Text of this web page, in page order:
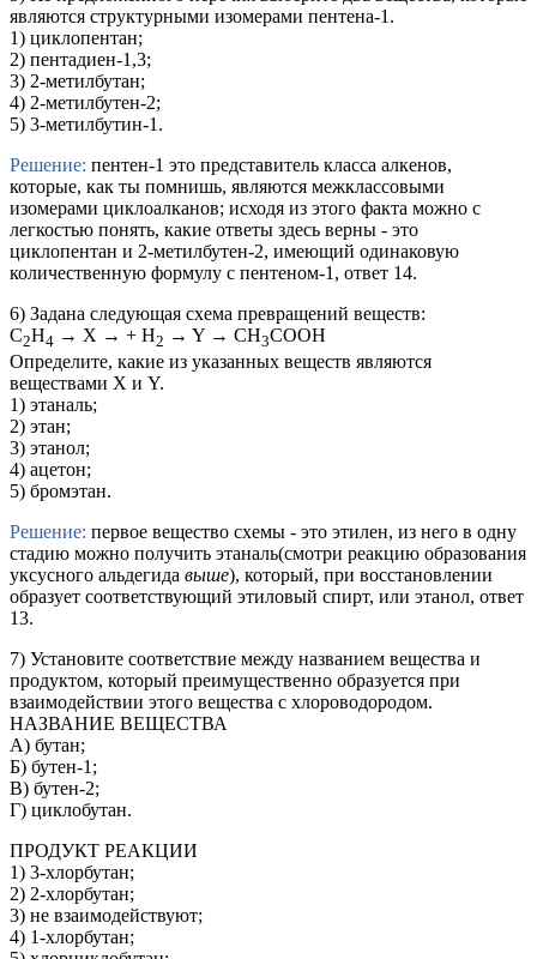
являются структурными изомерами пентена-1.
1) циклопентан;
2) пентадиен-1,3;
3) 2-метилбутан;
4) 2-метилбутен-2;
5) 3-метилбутин-1.
Решение: пентен-1 это представитель класса алкенов,
которые, как ты помнишь, являются межклассовыми
изомерами циклоалканов; исходя из этого факта можно с
легкостью понять, какие ответы здесь верны - это
циклопентан и 2-метилбутен-2, имеющий одинаковую
количественную формулу с пентеном-1, ответ 14.
6) Задана следующая схема превращений веществ:
C2H4 → X → + H2 → Y → CH3COOH
Определите, какие из указанных веществ являются
веществами X и Y.
1) этаналь;
2) этан;
3) этанол;
4) ацетон;
5) бромэтан.
Решение: первое вещество схемы - это этилен, из него в одну
стадию можно получить этаналь(смотри реакцию образования
уксусного альдегида выше), который, при восстановлении
образует соответствующий этиловый спирт, или этанол, ответ
13.
7) Установите соответствие между названием вещества и
продуктом, который преимущественно образуется при
взаимодействии этого вещества с хлороводородом.
НАЗВАНИЕ ВЕЩЕСТВА
А) бутан;
Б) бутен-1;
В) бутен-2;
Г) циклобутан.
ПРОДУКТ РЕАКЦИИ
1) 3-хлорбутан;
2) 2-хлорбутан;
3) не взаимодействуют;
4) 1-хлорбутан;